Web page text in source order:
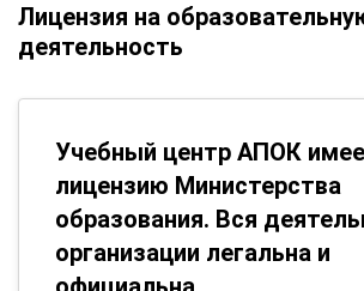
Лицензия на
деятельность
Учебный центр АПОК
лицензию Министерства
образования. Вся
организации легальна и